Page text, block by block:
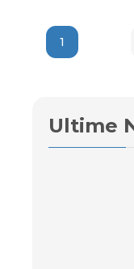
1
Ultime